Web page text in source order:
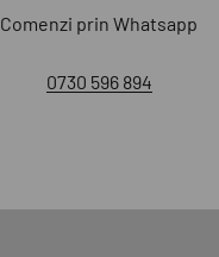
Comenzi prin Whatsapp
0730 596 894